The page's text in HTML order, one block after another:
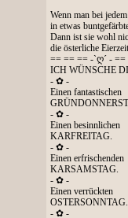
Wenn man bei
in etwas
Dann ist sie wohl
die österliche
== == == -`ღ´ - ==
ICH WÜNSCHE
- ✿ -
Einen fantastischen
- ✿ -
Einen besinnlichen
KARFREITAG.
- ✿ -
Einen erfrischenden
KARSAMSTAG.
- ✿ -
Einen verrückten
OSTERSONNTAG.
- ✿ -